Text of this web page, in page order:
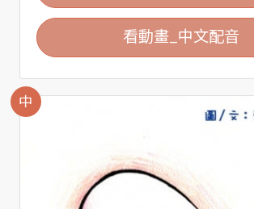
看動畫_中文配音
中